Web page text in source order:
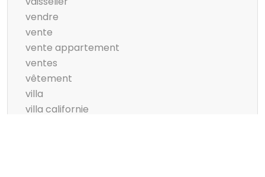
vendre
vente
vente appartement
ventes
vêtement
villa
villa californie